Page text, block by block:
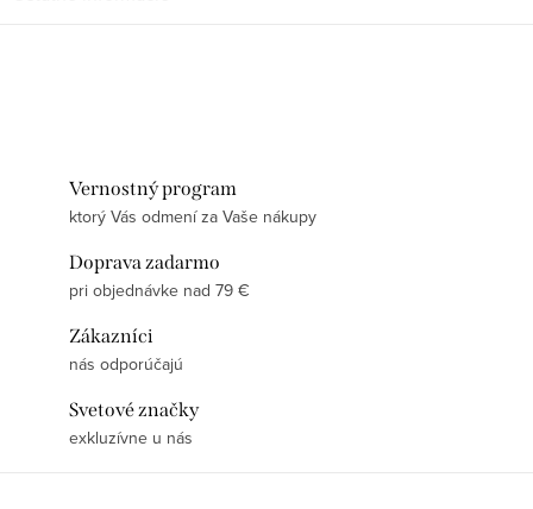
Vernostný program
ktorý Vás odmení za Vaše nákupy
Doprava zadarmo
pri objednávke nad 79 €
Zákazníci
nás odporúčajú
Svetové značky
exkluzívne u nás